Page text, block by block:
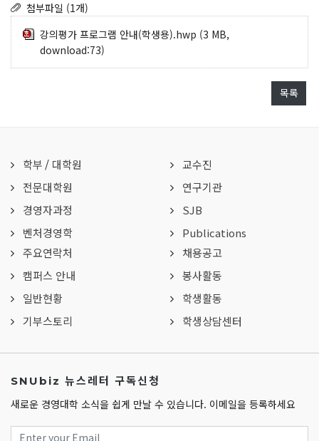
첨부파일 (1개)
강의평가 프로그램 안내(학생용).hwp (3 MB,
download:73)
목록
학부 / 대학원
전문대학원
경영자과정
벤처경영학
교수진
연구기관
SJB
Publications
주요연락처
캠퍼스 안내
일반현황
기부스토리
채용공고
봉사활동
학생활동
학생상담센터
SNUbiz 뉴스레터 구독신청
새로운 경영대학 소식을 쉽게 만날 수 있습니다. 이메일을 등록하세요